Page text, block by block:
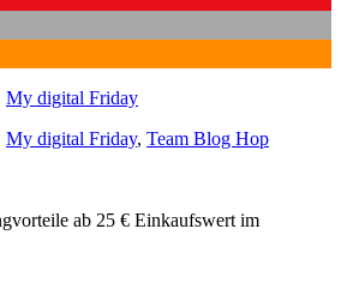
My digital Friday
My digital Friday, Team Blog Hop
ab 25 € Einkaufswert im